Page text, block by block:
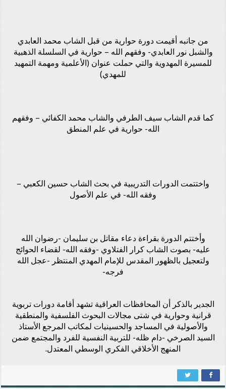
من جانبه أقيمت دورة حوارية من قبل الشاب محمد العابدي
والشبل نور العابدي- وفقهم الله – حوارية في السلسلة الذهبية
للمسيرة المهدوية والتي حملت عنوان (الأعلمية ومهمة التمهيد
للمهدي)
كما قدم الشاب سيف الطرفي والشاب محمد الكفائي – وفقهم
الله- حوارية في علم المنطق
واختتمت الدورات التدريبية في بحث الشاب حسين الكعبي –
وفقه الله- في علم الأصول
وأختتم الدورة بقراءة دعاء مقاتل بن سليمان -رضوان الله
عليه- بصوت الشاب كرار الفتلاوي -وفقه الله- لقضاء الحوائج
ولتعجيل بالظهور المقدس للإمام المهدي المنتظر -عجل الله
فرجه-
الجدير بالذكر أن المحافظات العراقية تشهد أقامة دورات تربوية
قرانية وحوارية في شتى مجالات البحوث الفلسفية والمنطقية
والأصولية في المساجد والحسينيات لمكاتب المرجع الأستاذ
السيد الصرخي -دام ظله- للتربية النفسية للفرد والمجتمع ضمن
المنهج الأخلاقي الفكري الوسطي المعتدل.